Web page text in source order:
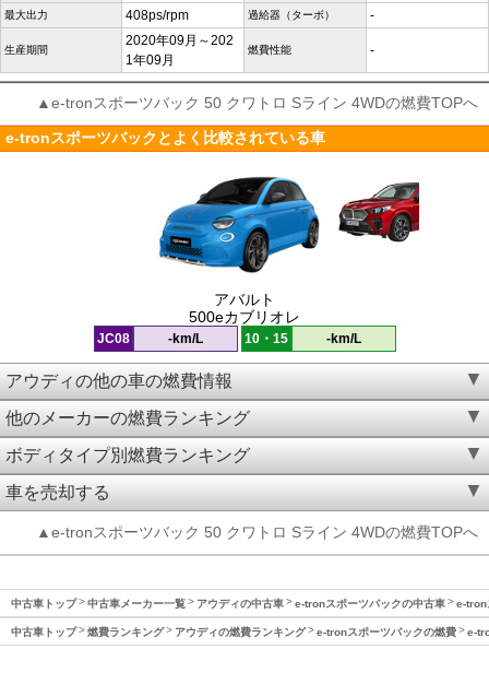
最大出力 408ps/rpm 過給器（ターボ） -
生産期間
2020年09月～202
1年09月
燃費性能 -
▲e-tronスポーツバック 50 クワトロ Sライン 4WDの燃費TOPへ
e-tronスポーツバックとよく比較されている車
アバルト
500eカブリオレ
JC08 -km/L 10・15 -km/L
アウディの他の車の燃費情報
他のメーカーの燃費ランキング
ボディタイプ別燃費ランキング
車を売却する
▲e-tronスポーツバック 50 クワトロ Sライン 4WDの燃費TOPへ
中古車トップ 中古車メーカー一覧 アウディの中古車 e-tronスポーツバックの中古車 e-tron
中古車トップ 燃費ランキング アウディの燃費ランキング e-tronスポーツバックの燃費 e-